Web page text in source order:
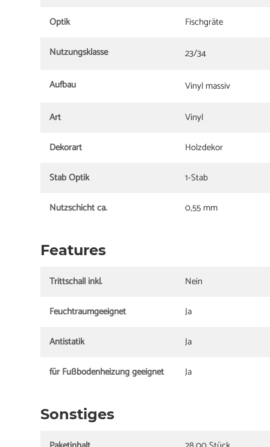
Optik
Fischgräte
Nutzungsklasse
23/34
Aufbau Vinyl massiv
Art
Vinyl
Dekorart
Holzdekor
Stab Optik
1-Stab
Nutzschicht ca.
0,55 mm
Features
Trittschall inkl.
Nein
Feuchtraumgeeignet
Ja
Antistatik
Ja
für Fußbodenheizung geeignet
Ja
Sonstiges